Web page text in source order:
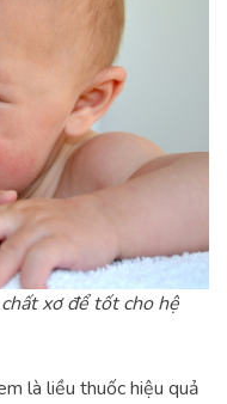
xơ để tốt cho hệ
là liều thuốc hiệu quả